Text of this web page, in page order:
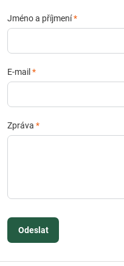
Jméno a příjmení*
E-mail *
Zpráva *
Odeslat